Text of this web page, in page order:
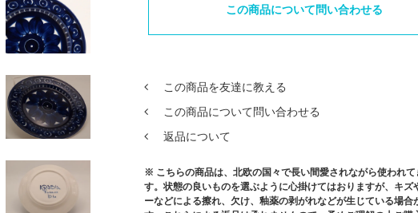
この商品について問い合わせる
この商品を友達に教える
この商品について問い合わせる
返品について
※ こちらの商品は、北欧の国々で長い間愛されながら使われて
す。状態の良いものを選ぶように心掛けてはおりますが、キズ
ーなどによる擦れ、欠け、釉薬の剥がれなどが生じている場合